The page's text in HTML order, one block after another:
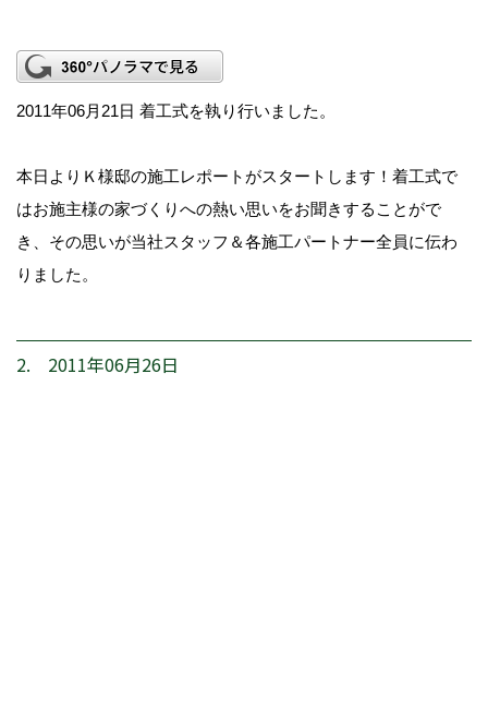
2011年06月21日 着工式を執り行いました。
本日よりＫ様邸の施工レポートがスタートします！着工式で
はお施主様の家づくりへの熱い思いをお聞きすることがで
き、その思いが当社スタッフ＆各施工パートナー全員に伝わ
りました。
2. 2011年06月26日